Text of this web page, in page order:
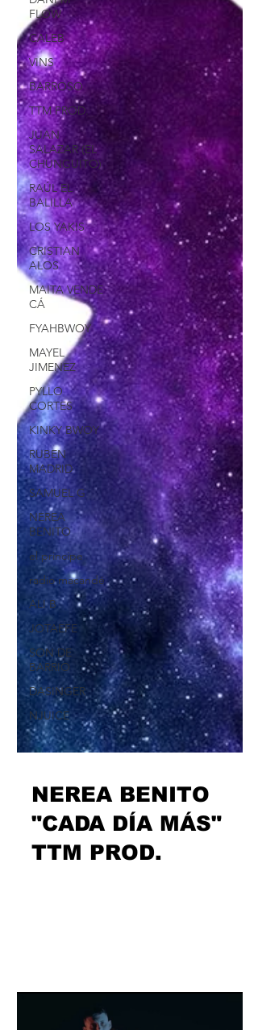
FLOW
CALEB
VINS
BARROSO
TTM PROD.
JUAN
SALAZAR (EL
CHUNGUITO)
RAÚL EL
BALILLA
LOS YAKIS
CRISTIAN
ALOS
MAITA VENDE
CÁ
FYAHBWOY
MAYEL
JIMENEZ
PYLLO
CORTES
KINKY BWOY
RUBEN
MADRID
SAMUEL G
NEREA
BENITO
el principe
radio macandé
ALI B
JOTAEFE
SON DE
BARRIO
DASINGER
NJUICE
contentos de contar con una artista